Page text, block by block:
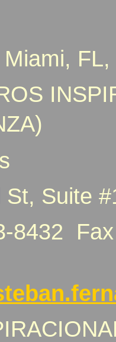
Suite
8432